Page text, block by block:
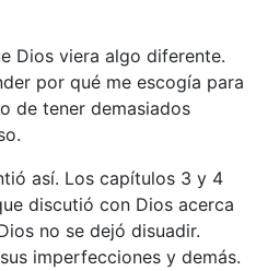
Dios viera algo diferente.
por qué me escogía para
de tener demasiados
así. Los capítulos 3 y 4
discutió con Dios acerca
no se dejó disuadir.
imperfecciones y demás.